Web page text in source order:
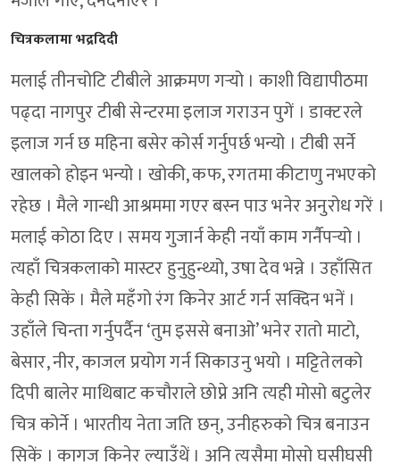
चित्रकलामा भद्रदिदी
मलाई तीनचोटि टीबीले आक्रमण गर्‍यो । काशी विद्यापीठमा
पढ्दा नागपुर टीबी सेन्टरमा इलाज गराउन पुगें । डाक्टरले
इलाज गर्न छ महिना बसेर कोर्स गर्नुपर्छ भन्यो । टीबी सर्ने
खालको होइन भन्यो । खोकी, कफ, रगतमा कीटाणु नभएको
रहेछ । मैले गान्धी आश्रममा गएर बस्न पाउ भनेर अनुरोध गरें ।
मलाई कोठा दिए । समय गुजार्न केही नयाँ काम गर्नैपर्‍यो ।
त्यहाँ चित्रकलाको मास्टर हुनुहुन्थ्यो, उषा देव भन्ने । उहाँसित
केही सिकें । मैले महँगो रंग किनेर आर्ट गर्न सक्दिन भनें ।
उहाँले चिन्ता गर्नुपर्दैन ‘तुम इससे बनाओ’ भनेर रातो माटो,
बेसार, नीर, काजल प्रयोग गर्न सिकाउनु भयो । मट्टितेलको
दिपी बालेर माथिबाट कचौराले छोप्ने अनि त्यही मोसो बटुलेर
चित्र कोर्ने । भारतीय नेता जति छन्, उनीहरुको चित्र बनाउन
सिकें । कागज किनेर ल्याउँथें । अनि त्यसैमा मोसो घसीघसी